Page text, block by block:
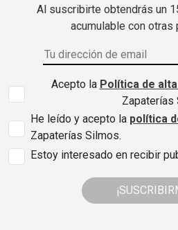
Al suscribirte obtendrás un
acumulable con otras
Acepto la Política de
Zapaterías
He leído y acepto la política
Zapaterías Silmos.
Estoy interesado en recibir